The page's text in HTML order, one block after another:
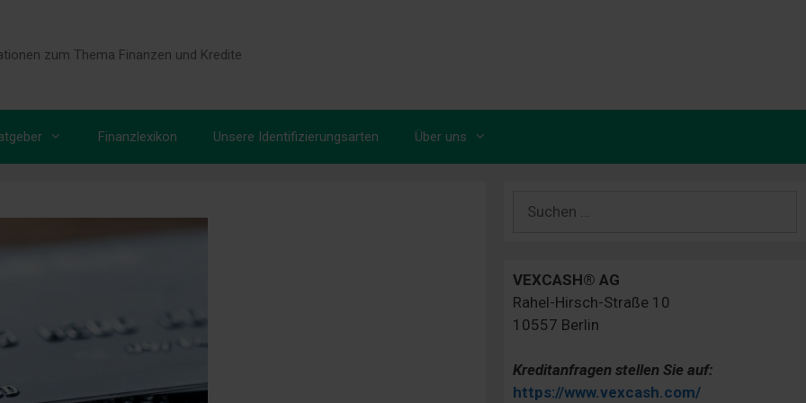
zum Thema Finanzen und Kredite
Finanzlexikon Unsere Identifizierungsarten Über uns
nach:
VEXCASH® AG
Rahel-Hirsch-Straße 10
10557 Berlin
Kreditanfragen stellen Sie auf:
https://www.vexcash.com/